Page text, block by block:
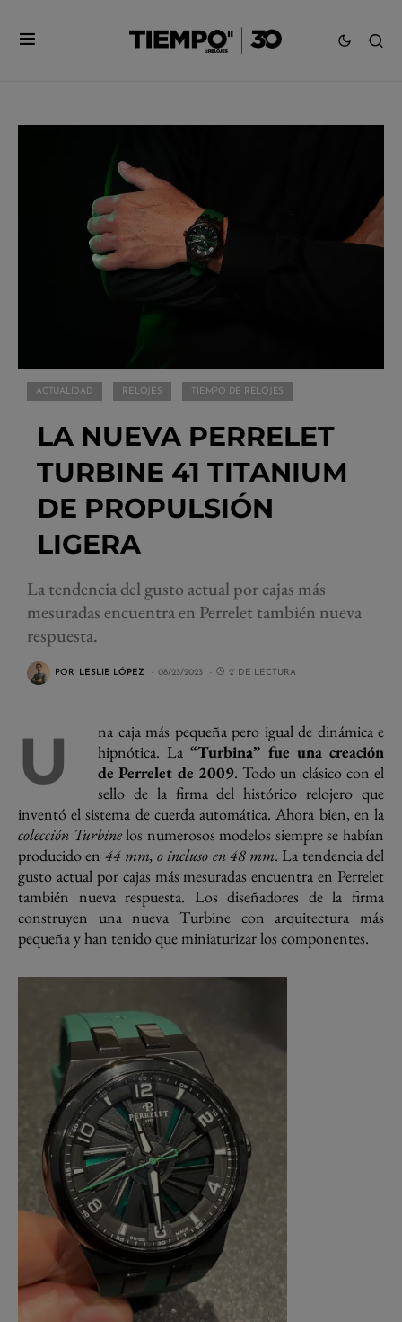
ACTUALIDAD RELOJES TIEMPO DE RELOJES
LA NUEVA PERRELET
TURBINE 41 TITANIUM
DE PROPULSIÓN
LIGERA
La tendencia del gusto actual por cajas más
mesuradas encuentra en Perrelet también nueva
respuesta.
POR LESLIE LÓPEZ 08/23/2023 2' DE LECTURA
Una caja más pequeña pero igual de dinámica e hipnótica. La“Turbina” fue una creación
de Perrelet de 2009. Todo un clásico con el
sello de la firma del histórico relojero que
inventó el sistema de cuerda automática. Ahora bien, en la
colección Turbinelos numerosos modelos siempre se habían
producido en 44 mm, o incluso en 48 mm. La tendencia del
gusto actual por cajas más mesuradas encuentra en Perrelet
también nueva respuesta. Los diseñadores de la firma
construyen una nueva Turbine con arquitectura más
pequeña y han tenido que miniaturizar los componentes.